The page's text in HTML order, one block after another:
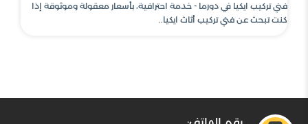
فني تركيب ايكيا في دورما - خدمة احترافية، بأسعار معقولة وموثوقة إذا
كنت تبحث عن فني تركيب أثاث ايكيا..